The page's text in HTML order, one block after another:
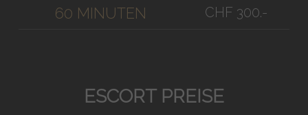
60 MINUTEN CHF 300.-
ESCORT PREISE